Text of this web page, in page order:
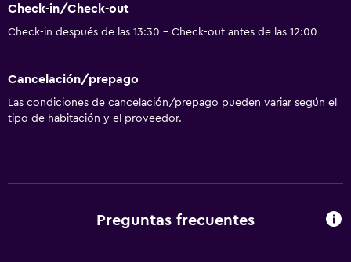
Check-in/Check-out
Check-in después de las 13:30 - Check-out antes de las 12:00
Cancelación/prepago
Las condiciones de cancelación/prepago pueden variar según el
tipo de habitación y el proveedor.
Preguntas frecuentes